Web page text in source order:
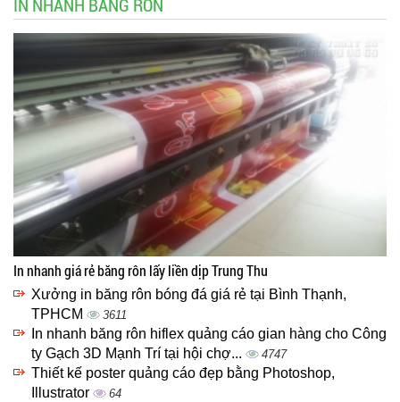
In nhanh giá rẻ băng rôn lấy liền dịp Trung Thu
Xưởng in băng rôn bóng đá giá rẻ tại Bình Thạnh,
TPHCM
3611
In nhanh băng rôn hiflex quảng cáo gian hàng cho Công
ty Gạch 3D Mạnh Trí tại hội chợ...
4747
Thiết kế poster quảng cáo đẹp bằng Photoshop,
Illustrator
64